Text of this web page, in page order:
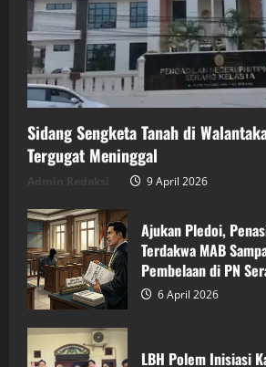
Sidang Sengketa Tanah di
Tergugat Meninggal
9 April 2026
Ajukan Pledoi,
Terdakwa MAB
Pembelaan di PN
6 April 2026
LBH Polem Inisiasi